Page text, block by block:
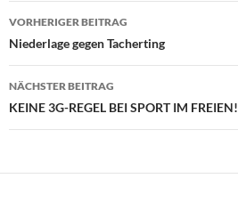
Beitragsnavigation
VORHERIGER BEITRAG
Niederlage gegen Tacherting
NÄCHSTER BEITRAG
KEINE 3G-REGEL BEI SPORT IM FREIEN!